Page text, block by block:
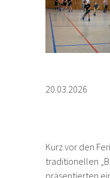
20.03.2026
Kurz vor den
traditionellen
präsentierten